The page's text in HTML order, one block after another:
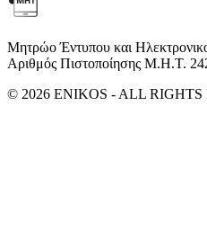
Μητρώο Έντυπου και
Αριθμός Πιστοποίησης Μ.Η.Τ.
© 2026 ENIKOS - ALL RIGHTS